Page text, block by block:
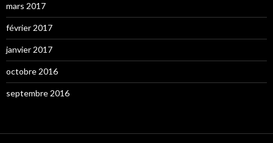
mars 2017
février 2017
janvier 2017
octobre 2016
septembre 2016